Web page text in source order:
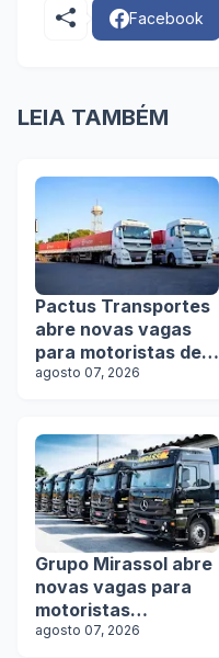
Facebook
LEIA TAMBÉM
Pactus Transportes
abre novas vagas
para motoristas de
rodotrens
agosto 07, 2026
Grupo Mirassol abre
novas vagas para
motoristas
categoria D e E
agosto 07, 2026